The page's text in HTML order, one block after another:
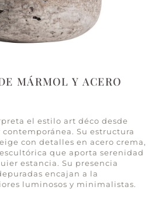
MÁRMOL Y ACERO
el estilo art déco desde
Su estructura
con detalles en acero crema,
que aporta serenidad
estancia. Su presencia
encajan a la
luminosos y minimalistas.